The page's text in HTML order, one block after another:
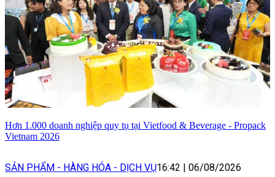
Hơn 1.000 doanh nghiệp quy tụ tại Vietfood & Beverage - Propack
Vietnam 2026
SẢN PHẨM - HÀNG HÓA - DỊCH VỤ16:42 06/08/2026